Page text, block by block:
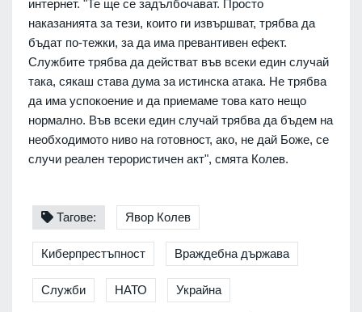
интернет. "Те ще се задълбочават. Просто
наказанията за тези, които ги извършват, трябва да
бъдат по-тежки, за да има превантивен ефект.
Службите трябва да действат във всеки един случай
така, сякаш става дума за истинска атака. Не трябва
да има успокоение и да приемаме това като нещо
нормално. Във всеки един случай трябва да бъдем на
необходимото ниво на готовност, ако, не дай Боже, се
случи реален терористичен акт", смята Колев.
Тагове: Явор Колев
Киберпрестъпност Враждебна държава
Служби НАТО Украйна